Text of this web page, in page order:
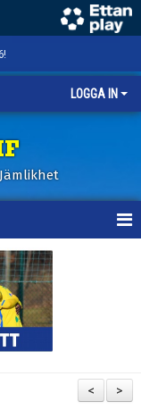
LOGGA IN
>
<